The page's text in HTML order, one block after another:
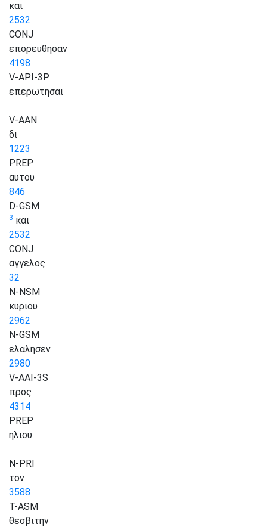
και
2532
CONJ
επορευθησαν
4198
V-API-3P
επερωτησαι
V-AAN
δι
1223
PREP
αυτου
846
D-GSM
3 και
2532
CONJ
αγγελος
32
N-NSM
κυριου
2962
N-GSM
ελαλησεν
2980
V-AAI-3S
προς
4314
PREP
ηλιου
N-PRI
τον
3588
T-ASM
θεσβιτην